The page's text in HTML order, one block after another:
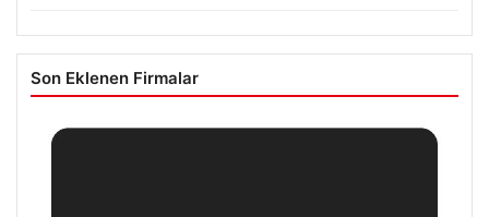
Son Eklenen Firmalar